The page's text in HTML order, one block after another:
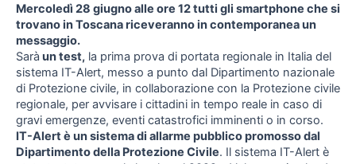
Mercoledì 28 giugno alle ore 12 tutti gli smartphone che si
trovano in Toscana riceveranno in contemporanea un
messaggio.
Sarà un test, la prima prova di portata regionale in Italia del
sistema IT-Alert, messo a punto dal Dipartimento nazionale
di Protezione civile, in collaborazione con la Protezione civile
regionale, per avvisare i cittadini in tempo reale in caso di
gravi emergenze, eventi catastrofici imminenti o in corso.
IT-Alert è un sistema di allarme pubblico promosso dal
Dipartimento della Protezione Civile. Il sistema IT-Alert è